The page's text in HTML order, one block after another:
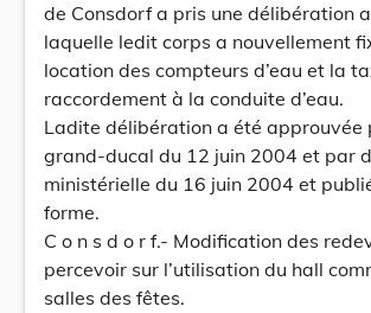
de Consdorf a pris une délibération
laquelle ledit corps a nouvellement
location des compteurs d’eau et la
raccordement à la conduite d’eau.
Ladite délibération a été approuvée
grand-ducal du 12 juin 2004 et par
ministérielle du 16 juin 2004 et
forme.
C o n s d o r f.- Modification des
percevoir sur l’utilisation du hall
salles des fêtes.